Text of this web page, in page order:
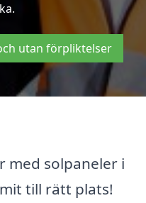
utan förpliktelser
med solpaneler i
till rätt plats!